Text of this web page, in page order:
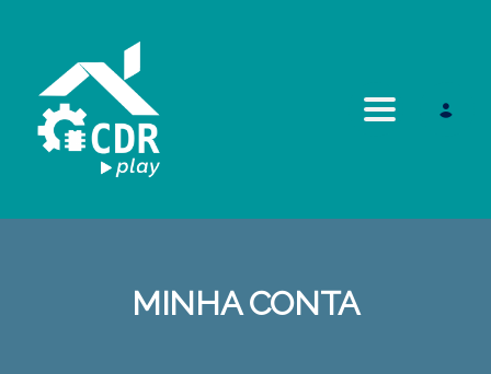
Toggle
MINHA CONTA